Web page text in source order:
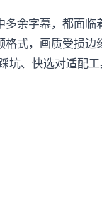
余字幕，都面临
式，画质受损边
、快选对适配工